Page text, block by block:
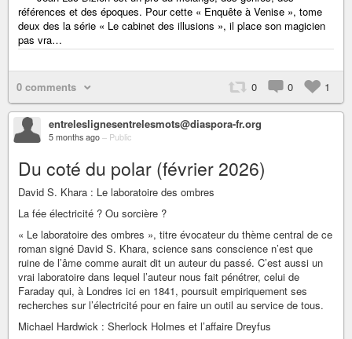
références et des époques. Pour cette « Enquête à Venise », tome
deux des la série « Le cabinet des illusions », il place son magicien
pas vra…
0 comments 0 0 1
entreleslignesentrelesmots@diaspora-fr.org
5 months ago – Public
Du coté du polar (février 2026)
David S. Khara : Le laboratoire des ombres
La fée électricité ? Ou sorcière ?
« Le laboratoire des ombres », titre évocateur du thème central de ce
roman signé David S. Khara, science sans conscience n’est que
ruine de l’âme comme aurait dit un auteur du passé. C’est aussi un
vrai laboratoire dans lequel l’auteur nous fait pénétrer, celui de
Faraday qui, à Londres ici en 1841, poursuit empiriquement ses
recherches sur l’électricité pour en faire un outil au service de tous.
Michael Hardwick : Sherlock Holmes et l’affaire Dreyfus